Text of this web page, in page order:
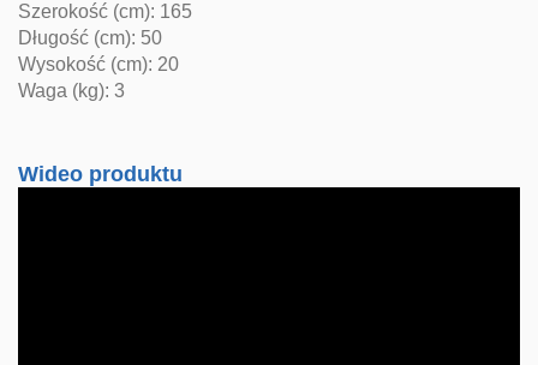
Szerokość (cm): 165
Długość (cm): 50
Wysokość (cm): 20
Waga (kg): 3
Wideo produktu